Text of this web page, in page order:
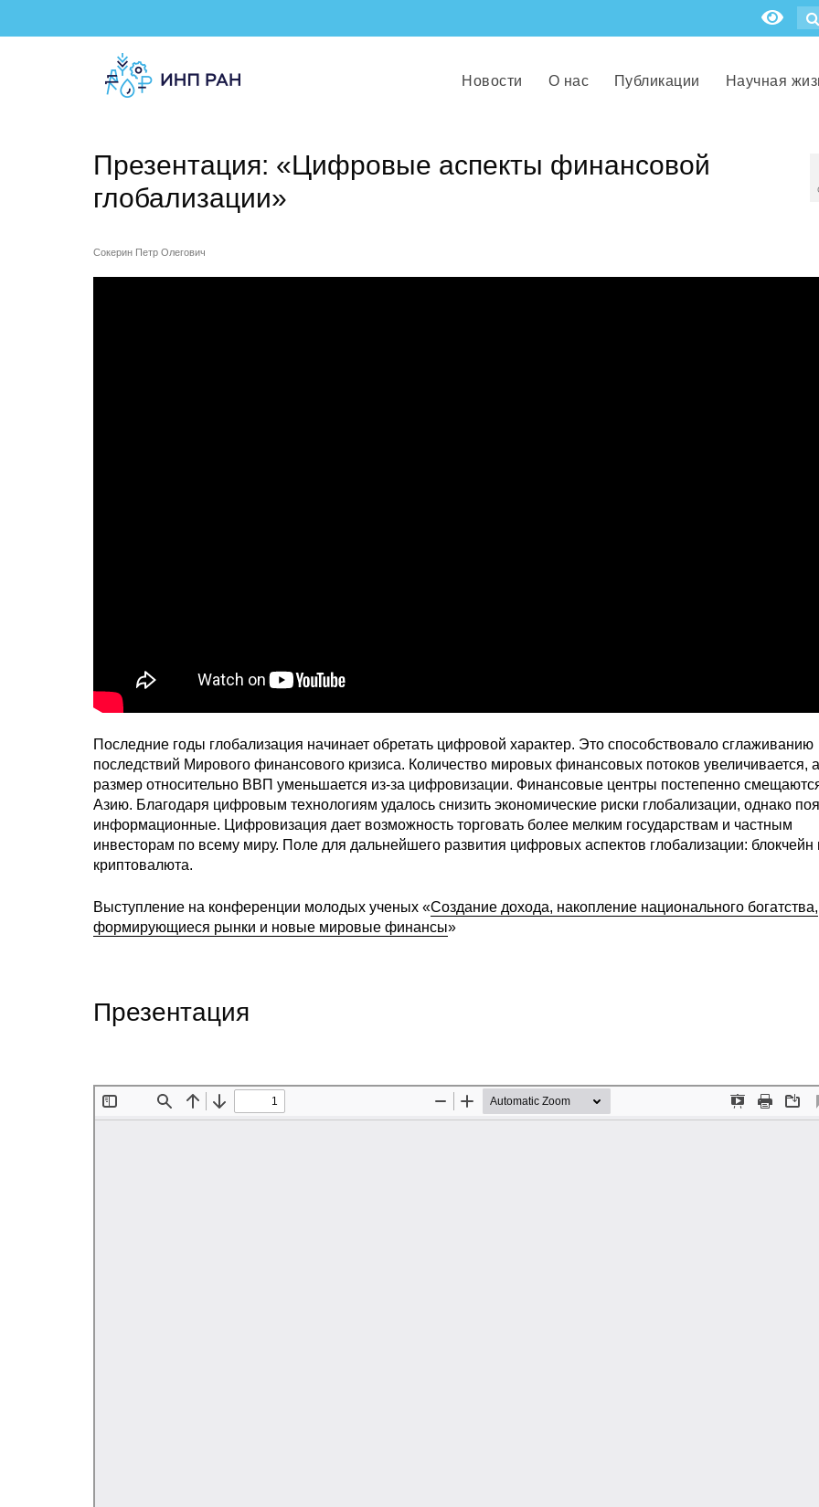
Новости О нас Публикации Научная
Презентация: «Цифровые аспекты финансовой
глобализации»
Сокерин Петр Олегович
Последние годы глобализация начинает обретать цифровой характер. Это способствовало сглаживанию
последствий Мирового финансового кризиса. Количество мировых финансовых потоков увеличивается,
размер относительно ВВП уменьшается из-за цифровизации. Финансовые центры постепенно
Азию. Благодаря цифровым технологиям удалось снизить экономические риски глобализации, однако
информационные. Цифровизация дает возможность торговать более мелким государствам и частным
инвесторам по всему миру. Поле для дальнейшего развития цифровых аспектов глобализации: блокчейн
криптовалюта.
Выступление на конференции молодых ученых «Создание дохода, накопление национального богатства,
формирующиеся рынки и новые мировые финансы»
Презентация